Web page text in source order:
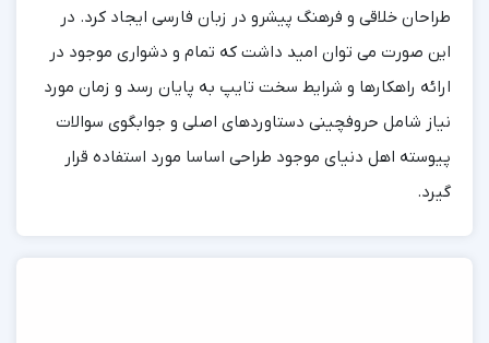
طراحان خلاقی و فرهنگ پیشرو در زبان فارسی ایجاد کرد. در
این صورت می توان امید داشت که تمام و دشواری موجود در
ارائه راهکارها و شرایط سخت تایپ به پایان رسد و زمان مورد
نیاز شامل حروفچینی دستاوردهای اصلی و جوابگوی سوالات
پیوسته اهل دنیای موجود طراحی اساسا مورد استفاده قرار
گیرد.